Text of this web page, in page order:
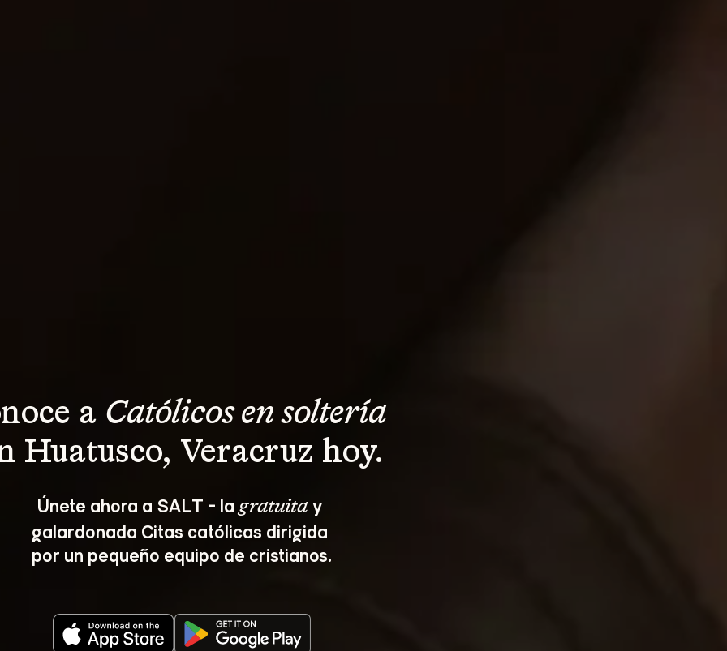
a Católicos en soltería
Huatusco, Veracruz hoy.
Únete ahora a SALT - la gratuita y
galardonada Citas católicas dirigida
por un pequeño equipo de cristianos.